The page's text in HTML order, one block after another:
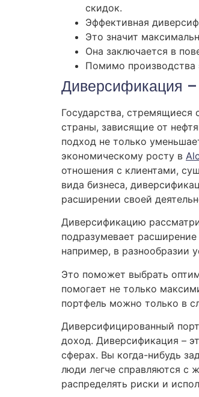
скидок.
Эффективная
Это значит
Она заключается в
Помимо производства
Диверсификация –
Государства, стремящиеся
страны, зависящие от
подход не только
экономическому росту в
отношения с клиентами,
вида бизнеса,
расширении своей
Диверсификацию
подразумевает
например, в разнообразии
Это поможет выбрать
помогает не только
портфель можно только в
Диверсифицированный
доход. Диверсификация –
сферах. Вы когда-нибудь
люди легче справляются с
распределять риски и